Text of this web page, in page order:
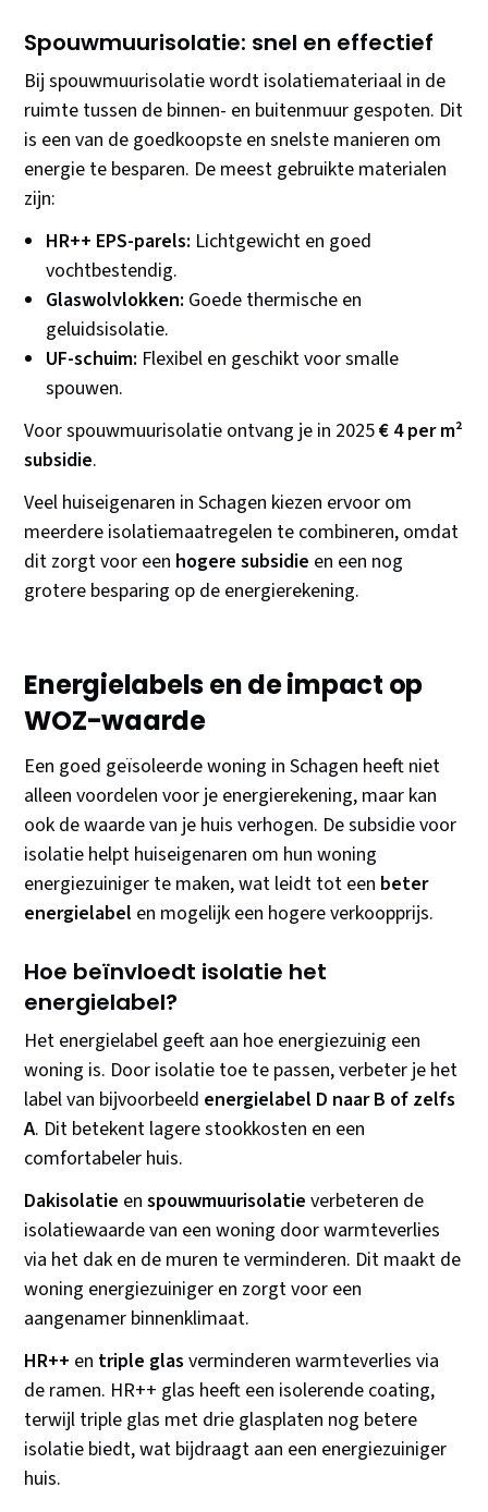
Spouwmuurisolatie: snel en effectief
Bij spouwmuurisolatie wordt isolatiemateriaal in de
ruimte tussen de binnen- en buitenmuur gespoten. Dit
is een van de goedkoopste en snelste manieren om
energie te besparen. De meest gebruikte materialen
zijn:
HR++ EPS-parels: Lichtgewicht en goed
vochtbestendig.
Glaswolvlokken: Goede thermische en
geluidsisolatie.
UF-schuim: Flexibel en geschikt voor smalle
spouwen.
Voor spouwmuurisolatie ontvang je in 2025€ 4 per m²
subsidie.
Veel huiseigenaren in Schagen kiezen ervoor om
meerdere isolatiemaatregelen te combineren, omdat
dit zorgt voor een hogere subsidie en een nog
grotere besparing op de energierekening.
Energielabels en de impact op
WOZ-waarde
Een goed geïsoleerde woning in Schagen heeft niet
alleen voordelen voor je energierekening, maar kan
ook de waarde van je huis verhogen. De subsidie voor
isolatie helpt huiseigenaren om hun woning
energiezuiniger te maken, wat leidt tot een beter
energielabel en mogelijk een hogere verkoopprijs.
Hoe beïnvloedt isolatie het
energielabel?
Het energielabel geeft aan hoe energiezuinig een
woning is. Door isolatie toe te passen, verbeter je het
label van bijvoorbeeld energielabel D naar B of zelfs
A. Dit betekent lagere stookkosten en een
comfortabeler huis.
Dakisolatie enspouwmuurisolatie verbeteren de
isolatiewaarde van een woning door warmteverlies
via het dak en de muren te verminderen. Dit maakt de
woning energiezuiniger en zorgt voor een
aangenamer binnenklimaat.
HR++ en triple glas verminderen warmteverlies via
de ramen. HR++ glas heeft een isolerende coating,
terwijl triple glas met drie glasplaten nog betere
isolatie biedt, wat bijdraagt aan een energiezuiniger
huis.